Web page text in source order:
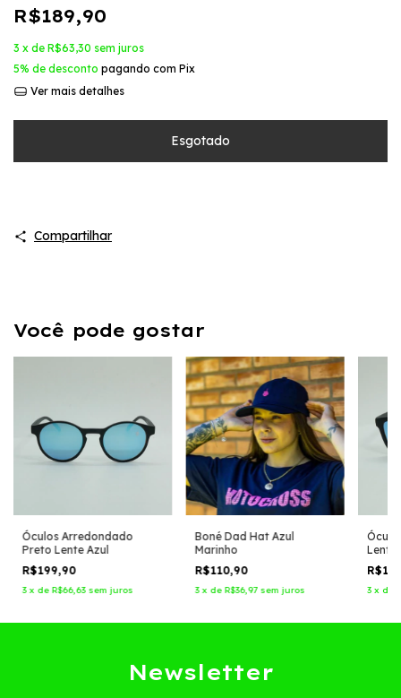
R$189,90
3 x de R$63,30 sem juros
5% de desconto pagando com Pix
Ver mais detalhes
Compartilhar
Você pode gostar
Óculos Arredondado
Preto Lente Azul
R$199,90
3 x de R$66,63 sem juros
Boné Dad Hat Azul
Marinho
R$110,90
3 x de R$36,97 sem juros
Lente
3 x de
Newsletter